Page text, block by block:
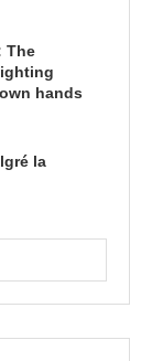
The
hands
la